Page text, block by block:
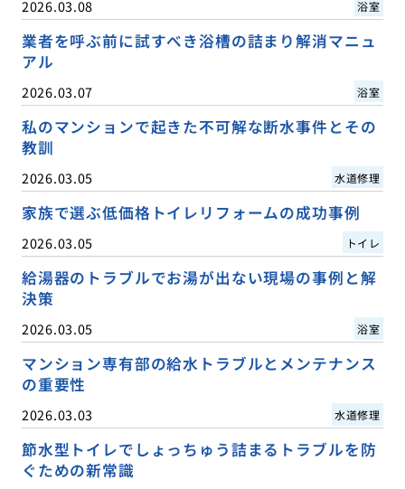
2026.03.08 浴室
業者を呼ぶ前に試すべき浴槽の詰まり解消マニュ
アル
2026.03.07 浴室
私のマンションで起きた不可解な断水事件とその
教訓
2026.03.05 水道修理
家族で選ぶ低価格トイレリフォームの成功事例
2026.03.05 トイレ
給湯器のトラブルでお湯が出ない現場の事例と解
決策
2026.03.05 浴室
マンション専有部の給水トラブルとメンテナンス
の重要性
2026.03.03 水道修理
節水型トイレでしょっちゅう詰まるトラブルを防
ぐための新常識